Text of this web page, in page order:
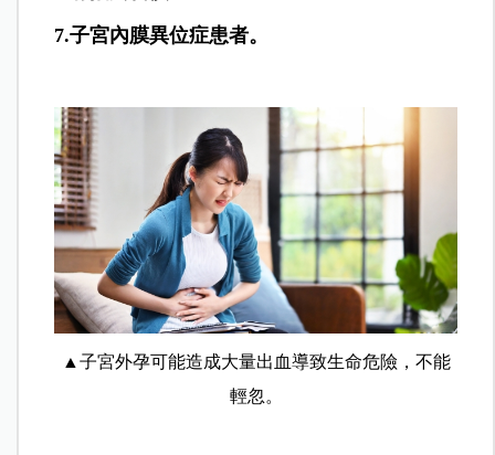
7.子宮內膜異位症患者。
▲子宮外孕可能造成大量出血導致生命危險，不能
輕忽。